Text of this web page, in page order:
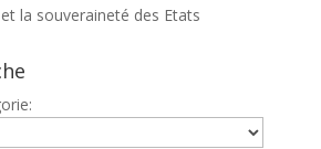
et la souveraineté des Etats